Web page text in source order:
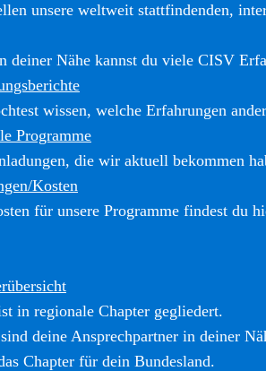
unsere weltweit stattfindenden,
deiner Nähe kannst du viele CISV
wissen, welche Erfahrungen
Programme
die wir aktuell bekommen
Kosten
für unsere Programme findest du
in regionale Chapter gegliedert.
deine Ansprechpartner in deiner
Chapter für dein Bundesland.